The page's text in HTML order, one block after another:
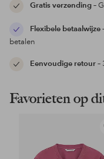
Gratis verzending–
Flexibele betaalwijze
betalen
Eenvoudige retour–
Favorieten op